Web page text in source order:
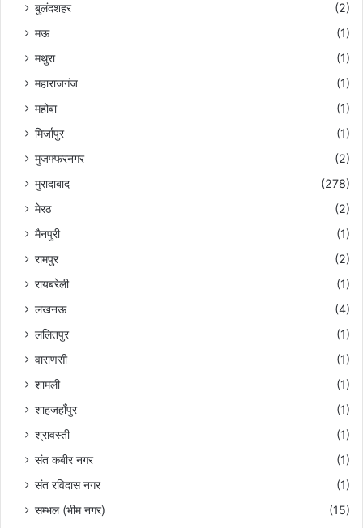
बुलंदशहर
(2)
मऊ
(1)
मथुरा
(1)
महाराजगंज
(1)
महोबा
(1)
मिर्जापुर
(1)
मुजफ्फरनगर
(2)
मुरादाबाद
(278)
मेरठ
(2)
मैनपुरी
(1)
रामपुर
(2)
रायबरेली
(1)
लखनऊ
(4)
ललितपुर
(1)
वाराणसी
(1)
शामली
(1)
शाहजहाँपुर
(1)
श्रावस्ती
(1)
संत कबीर नगर
(1)
संत रविदास नगर
(1)
सम्भल (भीम नगर)
(15)